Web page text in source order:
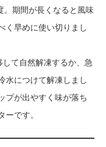
。期間が長くなると風味
く早めに使い切りまし
て自然解凍するか、急
水につけて解凍しまし
プが出やすく味が落ち
ーです。